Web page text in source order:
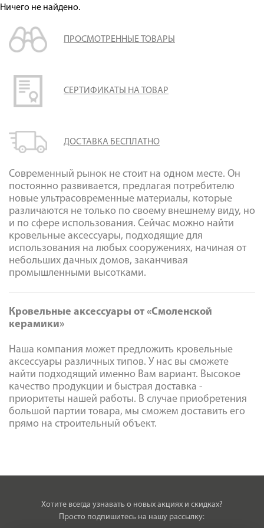
Оплата
Доставка
Сотрудничество
Контакты
Ничего не найдено.
ПРОСМОТРЕННЫЕ ТОВАРЫ
СЕРТИФИКАТЫ НА ТОВАР
ДОСТАВКА БЕСПЛАТНО
Современный рынок не стоит на одном месте. Он
постоянно развивается, предлагая потребителю
новые ультрасовременные материалы, которые
различаются не только по своему внешнему виду, но
и по сфере использования. Сейчас можно найти
кровельные аксессуары, подходящие для
использования на любых сооружениях, начиная от
небольших дачных домов, заканчивая
промышленными высотками.
Кровельные аксессуары от «Смоленской
керамики»
Наша компания может предложить кровельные
аксессуары различных типов. У нас вы сможете
найти подходящий именно Вам вариант. Высокое
качество продукции и быстрая доставка -
приоритеты нашей работы. В случае приобретения
большой партии товара, мы сможем доставить его
прямо на строительный объект.
Хотите всегда узнавать о новых акциях и скидках?
Просто подпишитесь на нашу рассылку: